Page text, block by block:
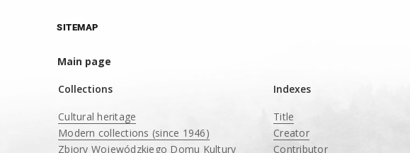
SITEMAP
Main page
Collections
Cultural heritage
Modern collections (since 1946)
Zbiory Wojewódzkiego Domu Kultury
Indexes
Title
Creator
Contributor